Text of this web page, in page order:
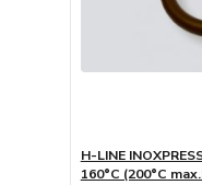
H-LINE
160°C (200°C